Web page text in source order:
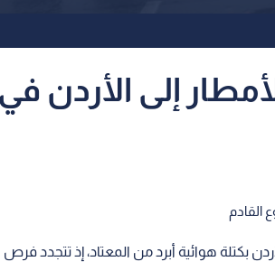
إلى الأردن
القادم
بكتلة هوائية أبرد من المعتاد، إذ تتجدد